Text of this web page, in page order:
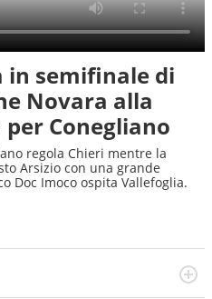
in semifinale di
Novara alla
Conegliano
regola Chieri mentre la
Arsizio con una grande
Doc Imoco ospita Vallefoglia.